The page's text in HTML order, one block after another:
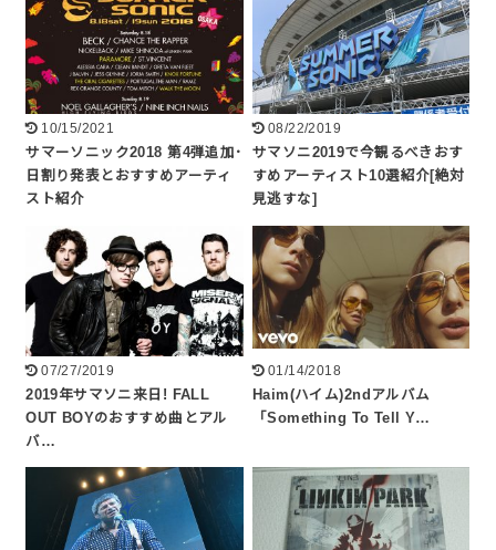
10/15/2021
サマーソニック2018 第4弾追加･
日割り発表とおすすめアーティ
スト紹介
08/22/2019
サマソニ2019で今観るべきおす
すめアーティスト10選紹介[絶対
見逃すな]
07/27/2019
2019年サマソニ来日! FALL
OUT BOYのおすすめ曲とアル
バ…
01/14/2018
Haim(ハイム)2ndアルバム
「Something To Tell Y…